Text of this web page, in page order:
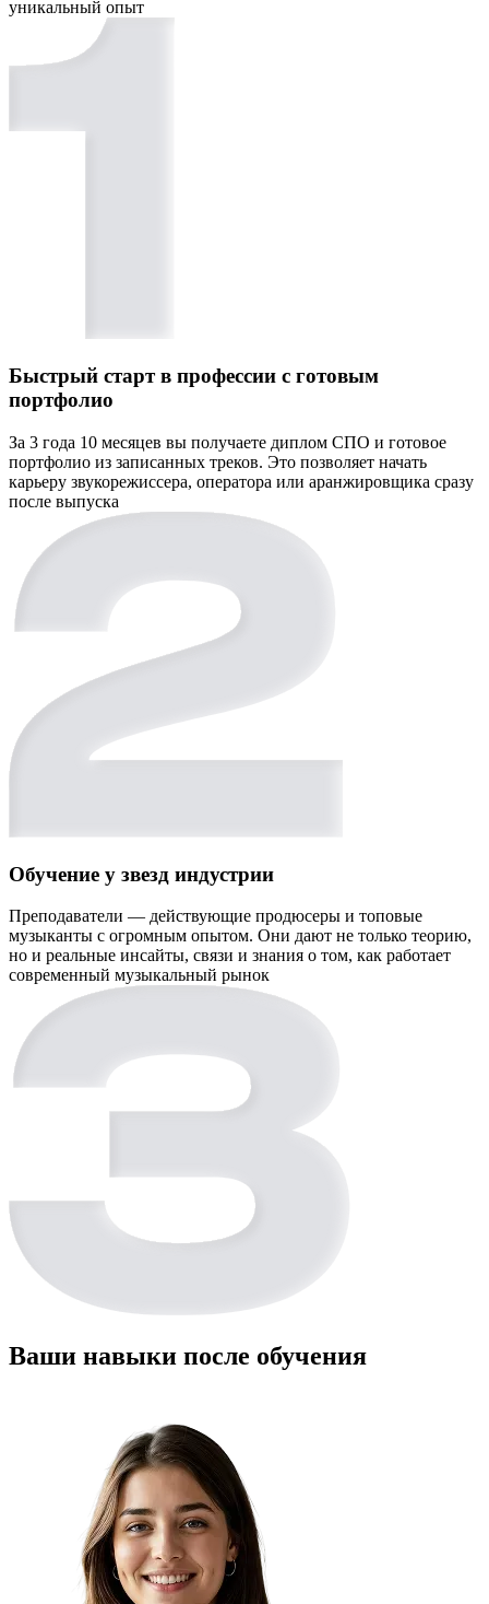
уникальный опыт
Быстрый старт в профессии с готовым
портфолио
За 3 года 10 месяцев вы получаете диплом СПО и готовое
портфолио из записанных треков. Это позволяет начать
карьеру звукорежиссера, оператора или аранжировщика сразу
после выпуска
Обучение у звезд индустрии
Преподаватели — действующие продюсеры и топовые
музыканты с огромным опытом. Они дают не только теорию,
но и реальные инсайты, связи и знания о том, как работает
современный музыкальный рынок
Ваши навыки после обучения